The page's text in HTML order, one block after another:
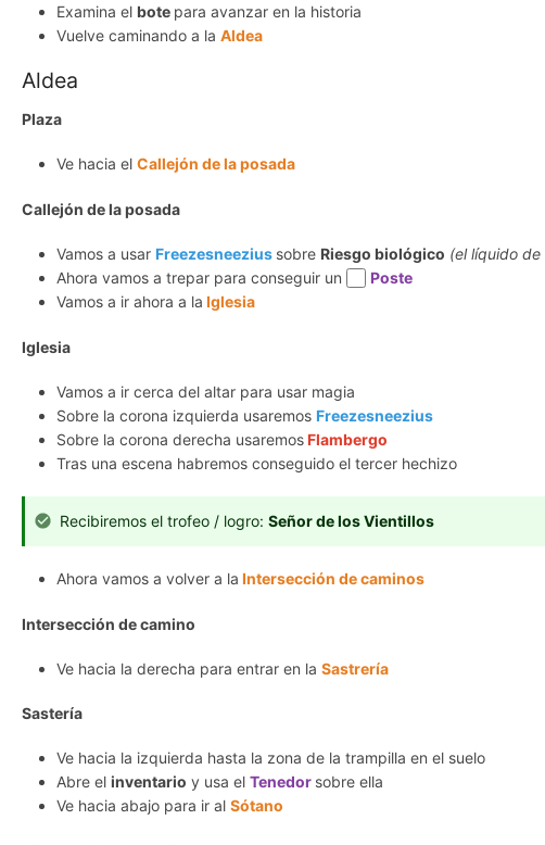
Examina el bote para avanzar en la historia
Vuelve caminando a laAldea
Aldea
Plaza
Ve hacia elCallejón de la posada
Callejón de la posada
Vamos a usarFreezesneezius sobre Riesgo biológico (el líquido de
Ahora vamos a trepar para conseguir un
Poste
Vamos a ir ahora a la Iglesia
Iglesia
Vamos a ir cerca del altar para usar magia
Sobre la corona izquierda usaremosFreezesneezius
Sobre la corona derecha usaremosFlambergo
Tras una escena habremos conseguido el tercer hechizo
Recibiremos el trofeo / logro:Señor de los Vientillos
Ahora vamos a volver a la Intersección de caminos
Intersección de camino
Ve hacia la derecha para entrar en laSastrería
Sastería
Ve hacia la izquierda hasta la zona de la trampilla en el suelo
Abre elinventario y usa elTenedor sobre ella
Ve hacia abajo para ir alSótano